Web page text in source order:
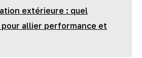
extérieure : quel
allier performance et